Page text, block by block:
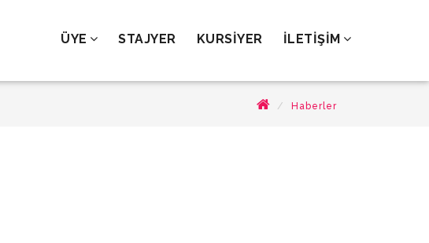
ÜYE STAJYER KURSİYER İLETİŞİM
Haberler